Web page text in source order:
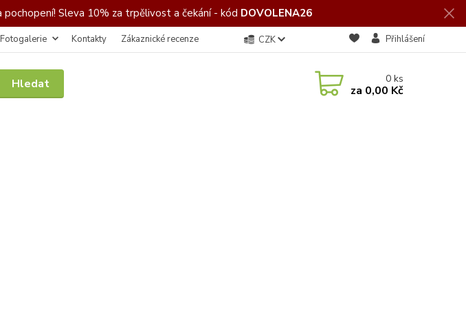
Sleva 10% za trpělivost a čekání - kód DOVOLENA26
Fotogalerie Kontakty Zákaznické recenze CZK Přihlášení
Hledat 0ks
za 0,00 Kč